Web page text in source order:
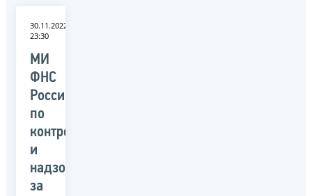
30.11.2022
23:30
МИ
ФНС
России
по
контролю
и
надзору
за